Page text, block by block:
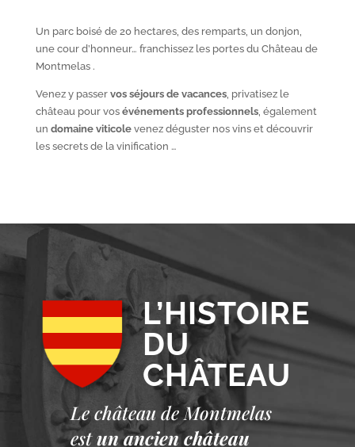
Un parc boisé de 20 hectares, des remparts, un donjon,
une cour d’honneur… franchissez les portes du Château de
Montmelas .
Venez y passer vos séjours de vacances, privatisez le
château pour vos événements professionnels, également
un domaine viticolevenez déguster nos vins et découvrir
les secrets de la vinification …
L’HISTOIRE
DU
CHÂTEAU
Le château de Montmelas
est un ancien château